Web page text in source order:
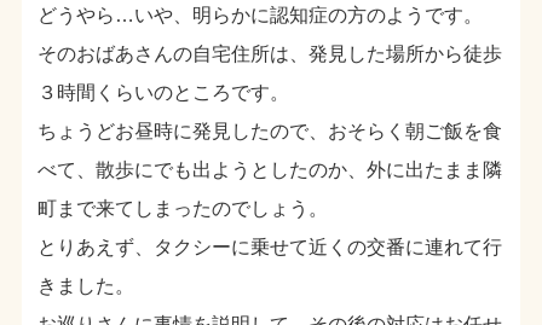
どうやら…いや、明らかに認知症の方のようです。
そのおばあさんの自宅住所は、発見した場所から徒歩
３時間くらいのところです。
ちょうどお昼時に発見したので、おそらく朝ご飯を食
べて、散歩にでも出ようとしたのか、外に出たまま隣
町まで来てしまったのでしょう。
とりあえず、タクシーに乗せて近くの交番に連れて行
きました。